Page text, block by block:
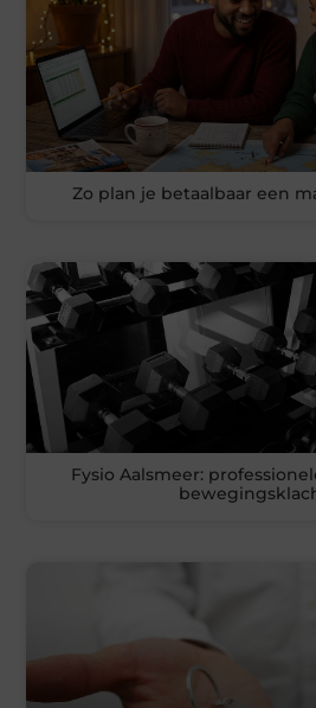
Zo plan je betaalbaar een
Fysio Aalsmeer: